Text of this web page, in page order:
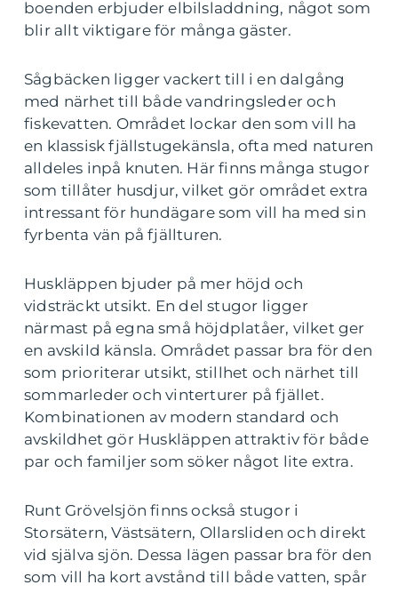
boenden erbjuder elbilsladdning, något som
blir allt viktigare för många gäster.
Sågbäcken ligger vackert till i en dalgång
med närhet till både vandringsleder och
fiskevatten. Området lockar den som vill ha
en klassisk fjällstugekänsla, ofta med naturen
alldeles inpå knuten. Här finns många stugor
som tillåter husdjur, vilket gör området extra
intressant för hundägare som vill ha med sin
fyrbenta vän på fjällturen.
Huskläppen bjuder på mer höjd och
vidsträckt utsikt. En del stugor ligger
närmast på egna små höjdplatåer, vilket ger
en avskild känsla. Området passar bra för den
som prioriterar utsikt, stillhet och närhet till
sommarleder och vinterturer på fjället.
Kombinationen av modern standard och
avskildhet gör Huskläppen attraktiv för både
par och familjer som söker något lite extra.
Runt Grövelsjön finns också stugor i
Storsätern, Västsätern, Ollarsliden och direkt
vid själva sjön. Dessa lägen passar bra för den
som vill ha kort avstånd till både vatten, spår